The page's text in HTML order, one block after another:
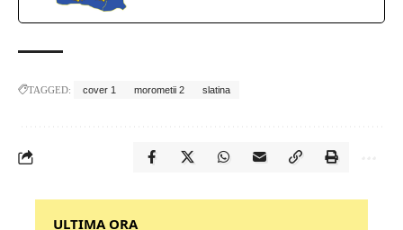
TAGGED: cover 1 morometii 2 slatina
‎‎‎‎‎‎‎ULTIMA ORA